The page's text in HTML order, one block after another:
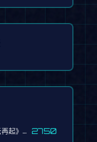
《三国战记：风云再起》v104中国版 kovsh.zip 2750